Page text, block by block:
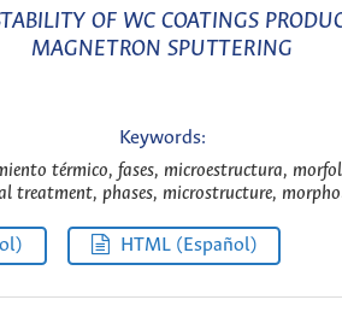
OF WC COATINGS
MAGNETRON SPUTTERING
Keywords:
térmico, fases, microestructura,
treatment, phases, microstructure,
HTML (Español)